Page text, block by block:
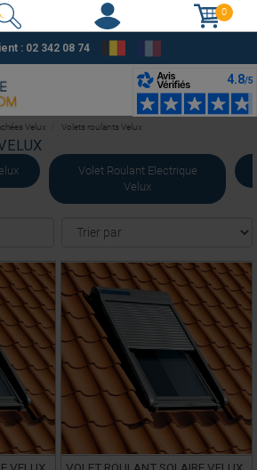
0
: 02 342 08 74
Volet Roulant Electrique
Velux
VELUX
VOLET ROULANT SOLAIRE VELUX
Velux Volets roulants Velux